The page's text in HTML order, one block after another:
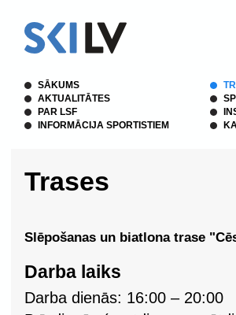
SĀKUMS
AKTUALITĀTES
PAR LSF
INFORMĀCIJA SPORTISTIEM
Trases
Slēpošanas un biatlona trase
Darba laiks
Darba dienās: 16:00 – 20:00